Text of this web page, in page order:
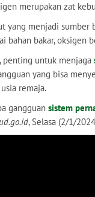
merupakan zat
yang menjadi sumber
bahan bakar,
penting untuk menjaga
yang bisa
remaja.
gangguan sistem
, Selasa (2/1/